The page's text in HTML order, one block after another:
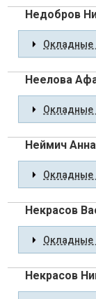
Недобров
Окладные
Неелова
Окладные
Неймич
Окладные
Некрасов
Окладные
Некрасов